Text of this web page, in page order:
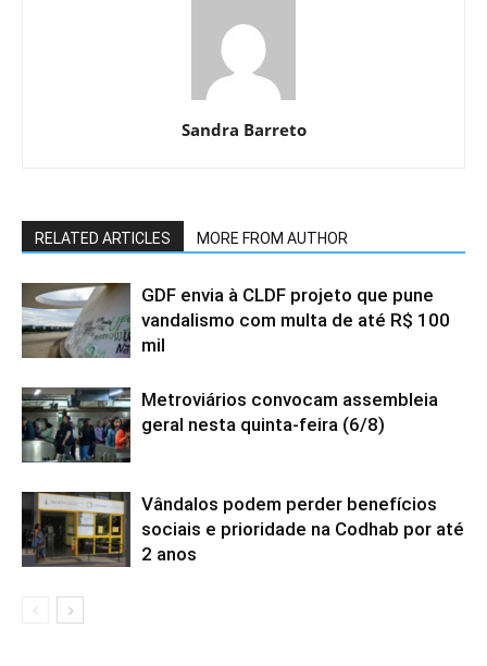
Sandra Barreto
RELATED ARTICLES MORE FROM AUTHOR
GDF envia à CLDF projeto que pune
vandalismo com multa de até R$ 100
mil
Metroviários convocam assembleia
geral nesta quinta-feira (6/8)
Vândalos podem perder benefícios
sociais e prioridade na Codhab por até
2 anos